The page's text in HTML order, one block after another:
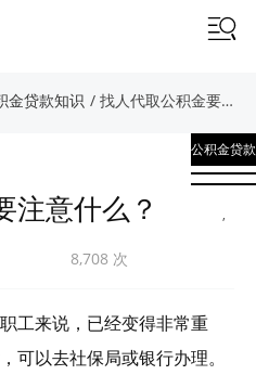
金贷款知识 / 找人代取公积金要注意什么？
公积金贷款
知识
,
注意什么？
8,708 次
工来说，已经变得非常重
可以去社保局或银行办理。